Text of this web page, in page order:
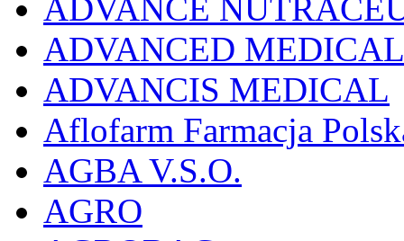
ADVANCE
ADVANCED
ADVANCIS MEDICAL
Aflofarm Farmacja
AGBA V.S.O.
AGRO